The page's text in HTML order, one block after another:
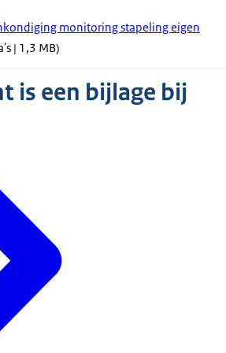
monitoring stapeling eigen
| 1,3 MB)
is een bijlage bij